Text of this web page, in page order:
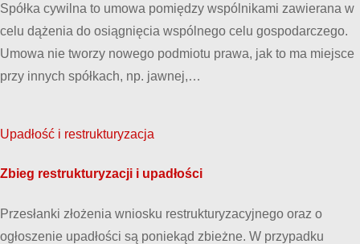
Spółka cywilna to umowa pomiędzy wspólnikami zawierana w
celu dążenia do osiągnięcia wspólnego celu gospodarczego.
Umowa nie tworzy nowego podmiotu prawa, jak to ma miejsce
przy innych spółkach, np. jawnej,…
Upadłość i restrukturyzacja
Zbieg restrukturyzacji i upadłości
Przesłanki złożenia wniosku restrukturyzacyjnego oraz o
ogłoszenie upadłości są poniekąd zbieżne. W przypadku